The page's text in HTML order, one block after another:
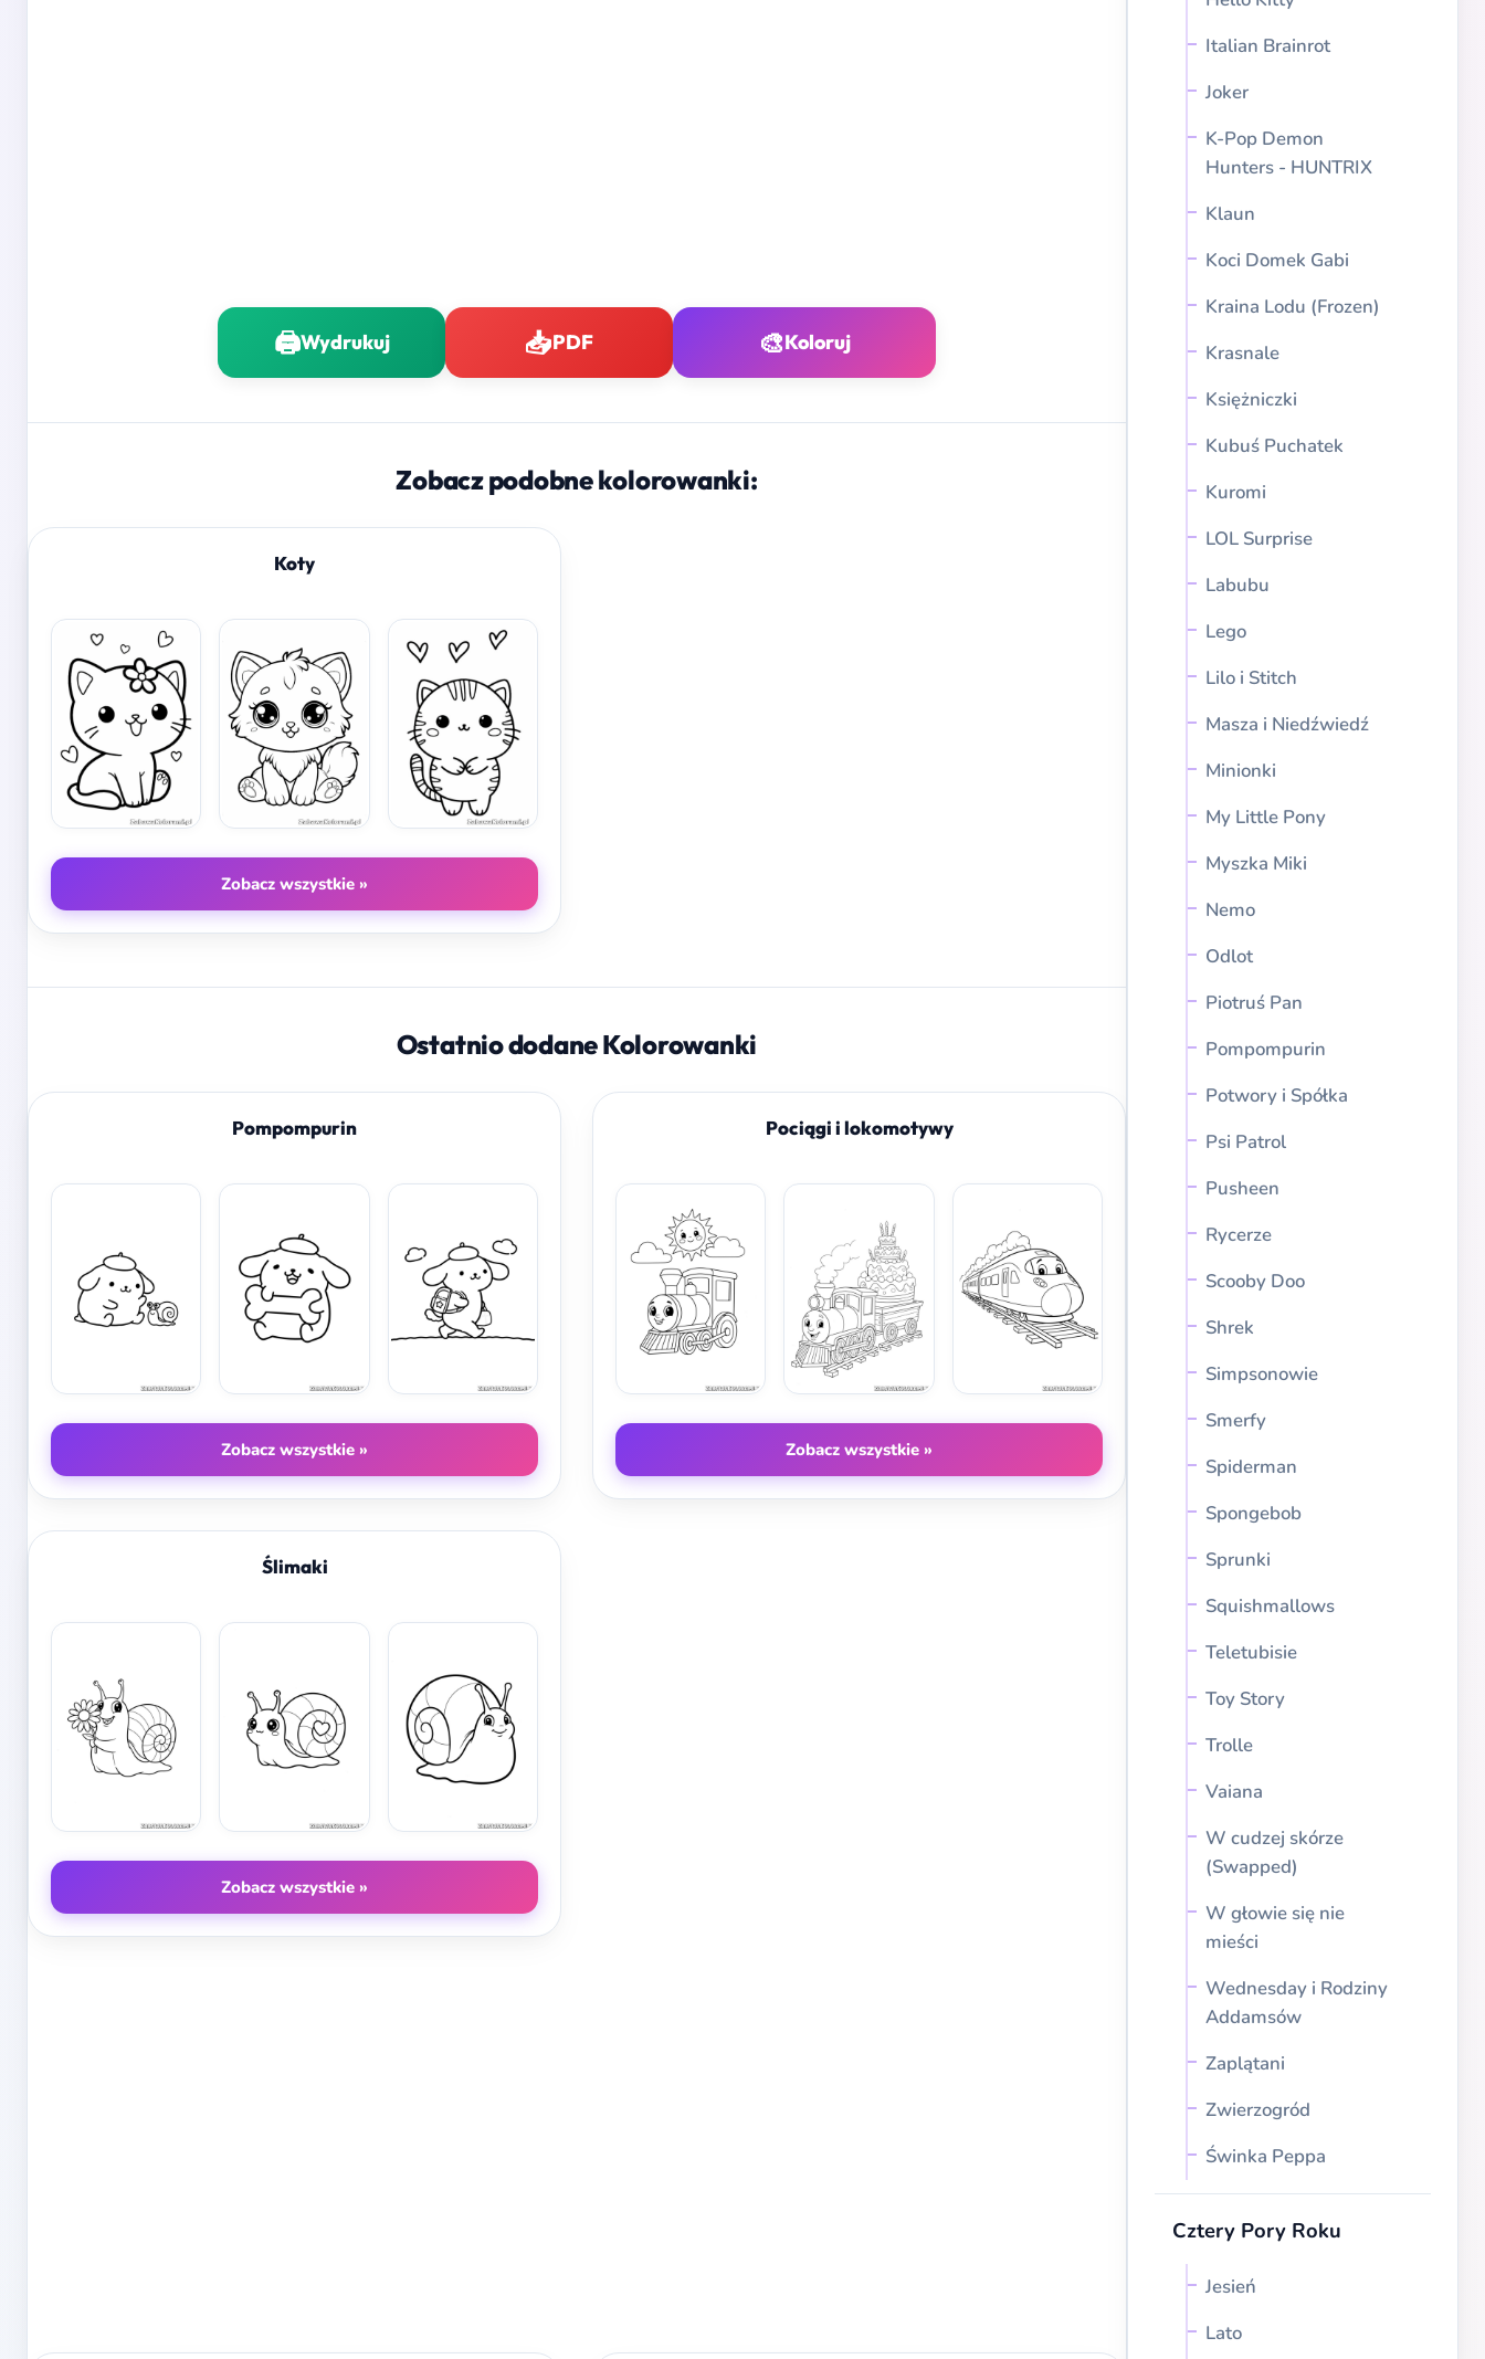
Italian Brainrot
Joker
K-Pop Demon
Hunters - HUNTRIX
Klaun
Koci Domek Gabi
Kraina Lodu (Frozen)
Krasnale
Księżniczki
Kubuś Puchatek
Kuromi
LOL Surprise
Labubu
Lego
Lilo i Stitch
Masza i Niedźwiedź
Minionki
My Little Pony
Myszka Miki
Nemo
Odlot
Piotruś Pan
Pompompurin
Potwory i Spółka
Psi Patrol
Pusheen
Rycerze
Scooby Doo
Shrek
Simpsonowie
Smerfy
Spiderman
Spongebob
Sprunki
Squishmallows
Teletubisie
Toy Story
Trolle
Vaiana
W cudzej skórze
(Swapped)
W głowie się nie
mieści
Wednesday i Rodziny
Addamsów
Zaplątani
Zwierzogród
Świnka Peppa
Cztery Pory Roku
Jesień
Lato
🖨️Wydrukuj 📥PDF 🎨Koloruj
Zobacz podobne kolorowanki:
Koty
Zobacz wszystkie »
Ostatnio dodane Kolorowanki
Pompompurin
Zobacz wszystkie »
Pociągi i lokomotywy
Zobacz wszystkie »
Ślimaki
Zobacz wszystkie »